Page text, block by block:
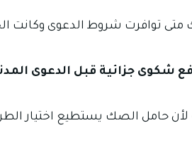
متى توافرت شروط الدعوى وكانت
شكوى جزائية قبل الدعوى
حامل الصك يستطيع اختيار